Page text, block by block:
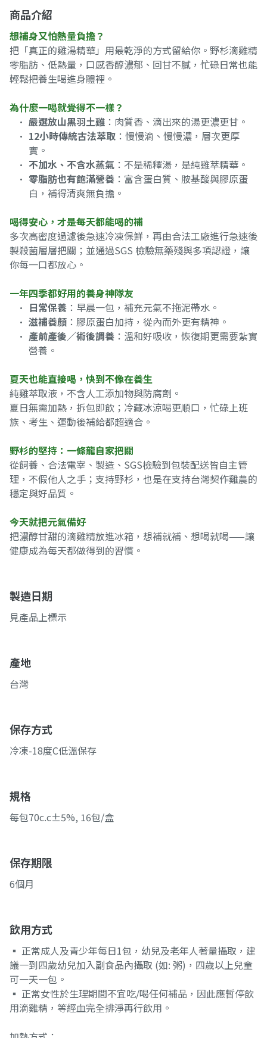
商品介紹
想補身又怕熱量負擔？
把「真正的雞湯精華」用最乾淨的方式留給你。野杉滴雞精
零脂肪、低熱量，口感香醇濃郁、回甘不膩，忙碌日常也能
輕鬆把養生喝進身體裡。
為什麼一喝就覺得不一樣？
嚴選放山黑羽土雞：肉質香、滴出來的湯更濃更甘。
12小時傳統古法萃取：慢慢滴、慢慢濃，層次更厚
實。
不加水、不含水蒸氣：不是稀釋湯，是純雞萃精華。
零脂肪也有飽滿營養：富含蛋白質、胺基酸與膠原蛋
白，補得清爽無負擔。
喝得安心，才是每天都能喝的補
多次高密度過濾後急速冷凍保鮮，再由合法工廠進行急速後
製殺菌層層把關；並通過SGS 檢驗無藥殘與多項認證，讓
你每一口都放心。
一年四季都好用的養身神隊友
日常保養：早晨一包，補充元氣不拖泥帶水。
滋補養顏：膠原蛋白加持，從內而外更有精神。
產前產後／術後調養：溫和好吸收，恢復期更需要紮實
營養。
夏天也能直接喝，快到不像在養生
純雞萃取液，不含人工添加物與防腐劑。
夏日無需加熱，拆包即飲；冷藏冰涼喝更順口，忙碌上班
族、考生、運動後補給都超適合。
野杉的堅持：一條龍自家把關
從飼養、合法電宰、製造、SGS檢驗到包裝配送皆自主管
理，不假他人之手；支持野杉，也是在支持台灣契作雞農的
穩定與好品質。
今天就把元氣備好
把濃醇甘甜的滴雞精放進冰箱，想補就補、想喝就喝——讓
健康成為每天都做得到的習慣。
製造日期
見產品上標示
產地
台灣
保存方式
冷凍-18度C低溫保存
規格
每包70c.c±5%, 16包/盒
保存期限
6個月
飲用方式
▪ 正常成人及青少年每日1包，幼兒及老年人著量攝取，建
議一到四歲幼兒加入副食品內攝取 (如: 粥)，四歲以上兒童
可一天一包。
▪ 正常女性於生理期間不宜吃/喝任何補品，因此應暫停飲
用滴雞精，等經血完全排淨再行飲用。